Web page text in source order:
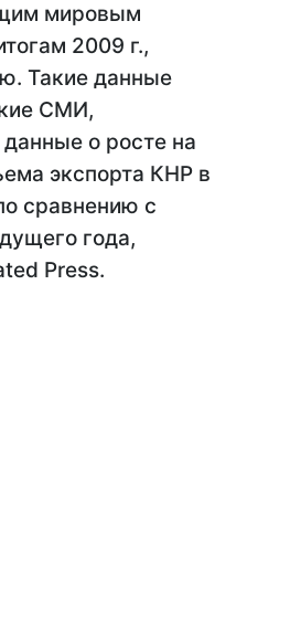
мировым
2009 г.,
Такие данные
СМИ,
о росте на
экспорта КНР в
сравнению с
года,
Press.